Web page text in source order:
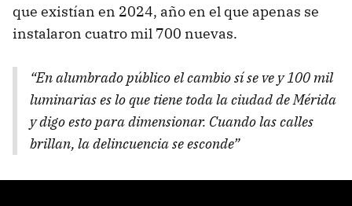
que existían en 2024, año en el que apenas se
instalaron cuatro mil 700 nuevas.
“En alumbrado público el cambio sí se ve y 100 mil
luminarias es lo que tiene toda la ciudad de Mérida
y digo esto para dimensionar. Cuando las calles
brillan, la delincuencia se esconde”